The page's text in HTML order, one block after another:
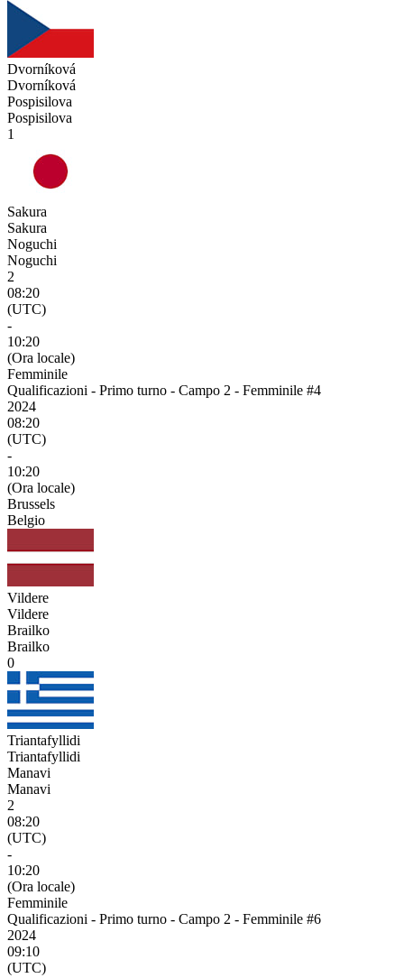
Dvorníková
Dvorníková
Pospisilova
Pospisilova
1
Sakura
Sakura
Noguchi
Noguchi
2
08:20
(UTC)
-
10:20
(Ora locale)
Femminile
Qualificazioni - Primo turno - Campo 2 - Femminile #4
2024
08:20
(UTC)
-
10:20
(Ora locale)
Brussels
Belgio
Vildere
Vildere
Brailko
Brailko
0
Triantafyllidi
Triantafyllidi
Manavi
Manavi
2
08:20
(UTC)
-
10:20
(Ora locale)
Femminile
Qualificazioni - Primo turno - Campo 2 - Femminile #6
2024
09:10
(UTC)